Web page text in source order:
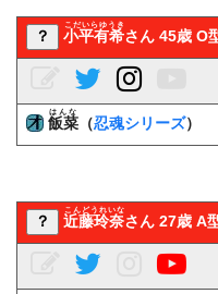
？ 小平有希
こだいらゆうき
さん 45歳 O
飯菜
はんな
（忍魂シリーズ）
？ 近藤玲奈
こんどうれいな
さん 27歳 A